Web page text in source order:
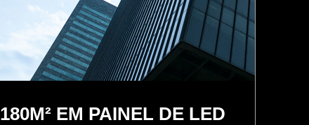
180M² EM PAINEL DE LED